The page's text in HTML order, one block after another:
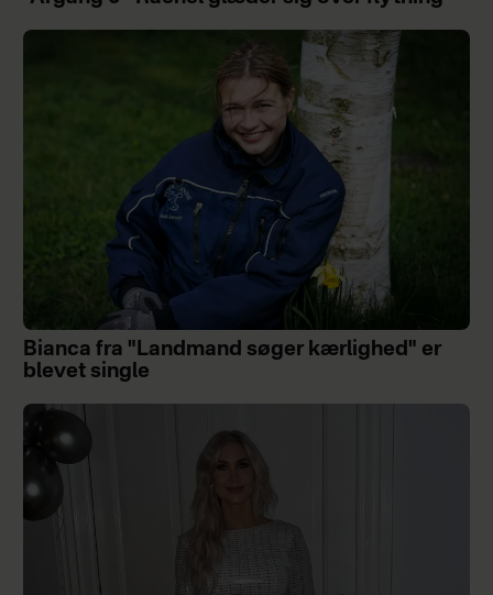
Bianca fra "Landmand søger kærlighed" er
blevet single